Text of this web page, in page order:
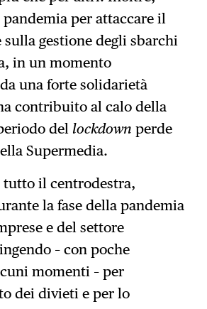
per attaccare il
sulla gestione degli sbarchi
in un momento
una forte solidarietà
contribuito al calo della
del lockdown perde
Supermedia.
tutto il centrodestra,
la fase della pandemia
e del settore
– con poche
momenti – per
dei divieti e per lo